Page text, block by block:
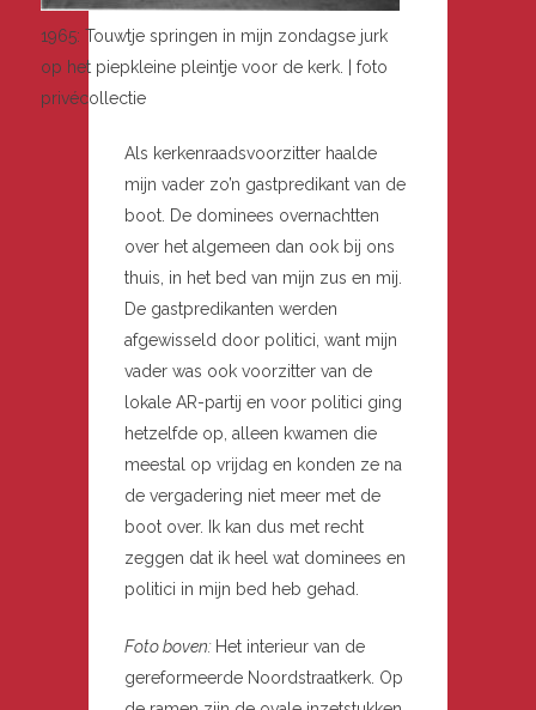
1965: Touwtje springen in mijn zondagse jurk
op het piepkleine pleintje voor de kerk. | foto
privécollectie
Als kerkenraadsvoorzitter haalde
mijn vader zo’n gastpredikant van de
boot. De dominees overnachtten
over het algemeen dan ook bij ons
thuis, in het bed van mijn zus en mij.
De gastpredikanten werden
afgewisseld door politici, want mijn
vader was ook voorzitter van de
lokale AR-partij en voor politici ging
hetzelfde op, alleen kwamen die
meestal op vrijdag en konden ze na
de vergadering niet meer met de
boot over. Ik kan dus met recht
zeggen dat ik heel wat dominees en
politici in mijn bed heb gehad.
Foto boven: Het interieur van de
gereformeerde Noordstraatkerk. Op